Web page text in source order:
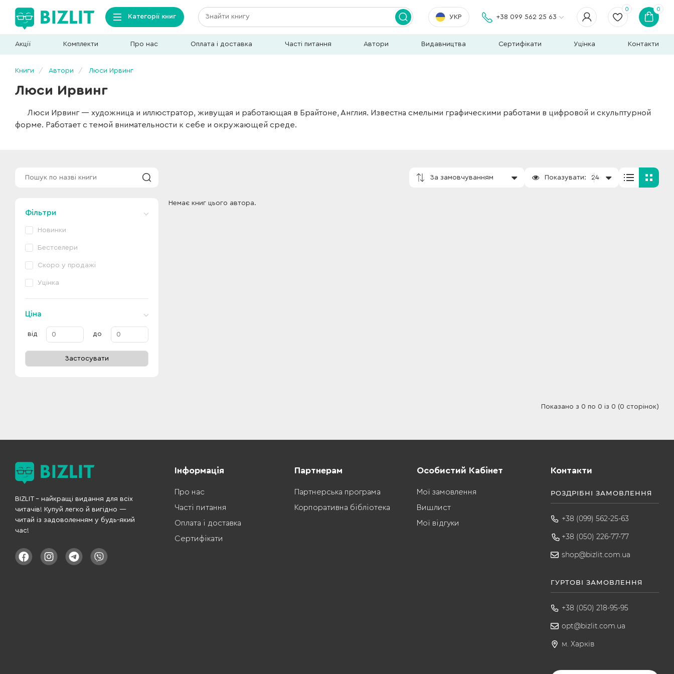
Категорії книг УКР +38 099 562 25 63
0 0
Акції Комплекти Про нас Оплата і доставка Часті питання Автори Видавництва Сертифікати Уцінка Контакти
Книги Автори Люси Ирвинг
Люси Ирвинг
Люси Ирвинг — художница и иллюстратор, живущая и работающая в Брайтоне, Англия. Известна смелыми графическими работами в цифровой и скульптурной
форме. Работает с темой внимательности к себе и окружающей среде.
За замовчуванням Показувати: 24
Фільтри
Новинки
Бестселери
Скоро у продажі
Уцінка
Ціна
від до
Застосувати
Немає книг цього автора.
Показано з 0 по 0 із 0 (0 сторінок)
BIZLIT – найкращі видання для всіх
читачів! Купуй легко й вигідно —
читай із задоволенням у будь-який
час!
Інформація
Про нас
Часті питання
Оплата і доставка
Сертифікати
Партнерам
Партнерська програма
Корпоративна бібліотека
Особистий Кабінет
Мої замовлення
Вишлист
Мої відгуки
Контакти
РОЗДРІБНІ ЗАМОВЛЕННЯ
+38 (099) 562-25-63
+38 (050) 226-77-77
shop@bizlit.com.ua
ГУРТОВІ ЗАМОВЛЕННЯ
+38 (050) 218-95-95
opt@bizlit.com.ua
м. Харків